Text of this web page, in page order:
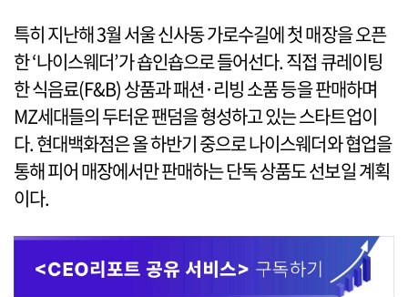
특히 지난해 3월 서울 신사동 가로수길에 첫 매장을 오픈
한 ‘나이스웨더’가 숍인숍으로 들어선다. 직접 큐레이팅
한 식음료(F&B) 상품과 패션·리빙 소품 등을 판매하며
MZ세대들의 두터운 팬덤을 형성하고 있는 스타트업이
다. 현대백화점은 올 하반기 중으로 나이스웨더와 협업을
통해 피어 매장에서만 판매하는 단독 상품도 선보일 계획
이다.